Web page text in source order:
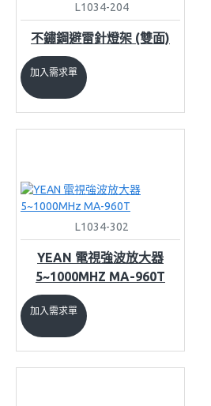
L1034-204
不鏽鋼避雷針燈架 (雙面)
加入需求單
L1034-302
YEAN 電視強波放大器
5~1000MHZ MA-960T
加入需求單